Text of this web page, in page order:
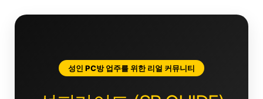
성인 PC방 업주를 위한 리얼 커뮤니티